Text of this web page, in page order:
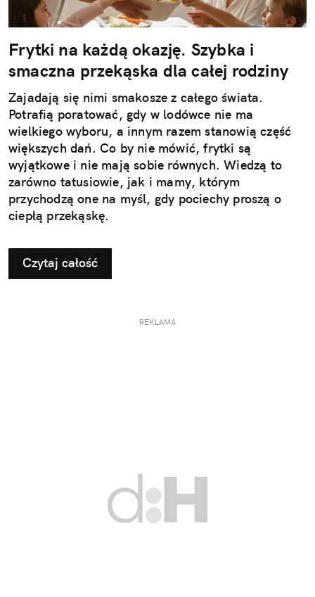
Frytki na każdą okazję. Szybka i
smaczna przekąska dla całej rodziny
Zajadają się nimi smakosze z całego świata.
Potrafią poratować, gdy w lodówce nie ma
wielkiego wyboru, a innym razem stanowią część
większych dań. Co by nie mówić, frytki są
wyjątkowe i nie mają sobie równych. Wiedzą to
zarówno tatusiowie, jak i mamy, którym
przychodzą one na myśl, gdy pociechy proszą o
ciepłą przekąskę.
Czytaj całość
REKLAMA